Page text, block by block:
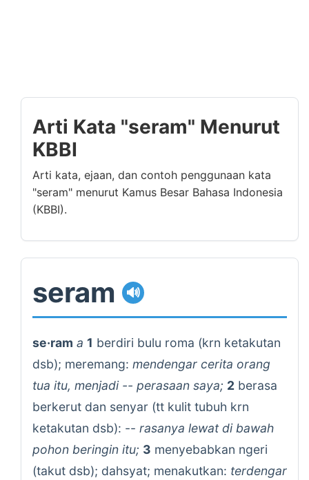
Arti Kata "seram" Menurut
KBBI
Arti kata, ejaan, dan contoh penggunaan kata
"seram" menurut Kamus Besar Bahasa Indonesia
(KBBI).
seram 🔊
se·ram a 1 berdiri bulu roma (krn ketakutan
dsb); meremang: mendengar cerita orang
tua itu, menjadi -- perasaan saya; 2 berasa
berkerut dan senyar (tt kulit tubuh krn
ketakutan dsb): -- rasanya lewat di bawah
pohon beringin itu; 3 menyebabkan ngeri
(takut dsb); dahsyat; menakutkan: terdengar